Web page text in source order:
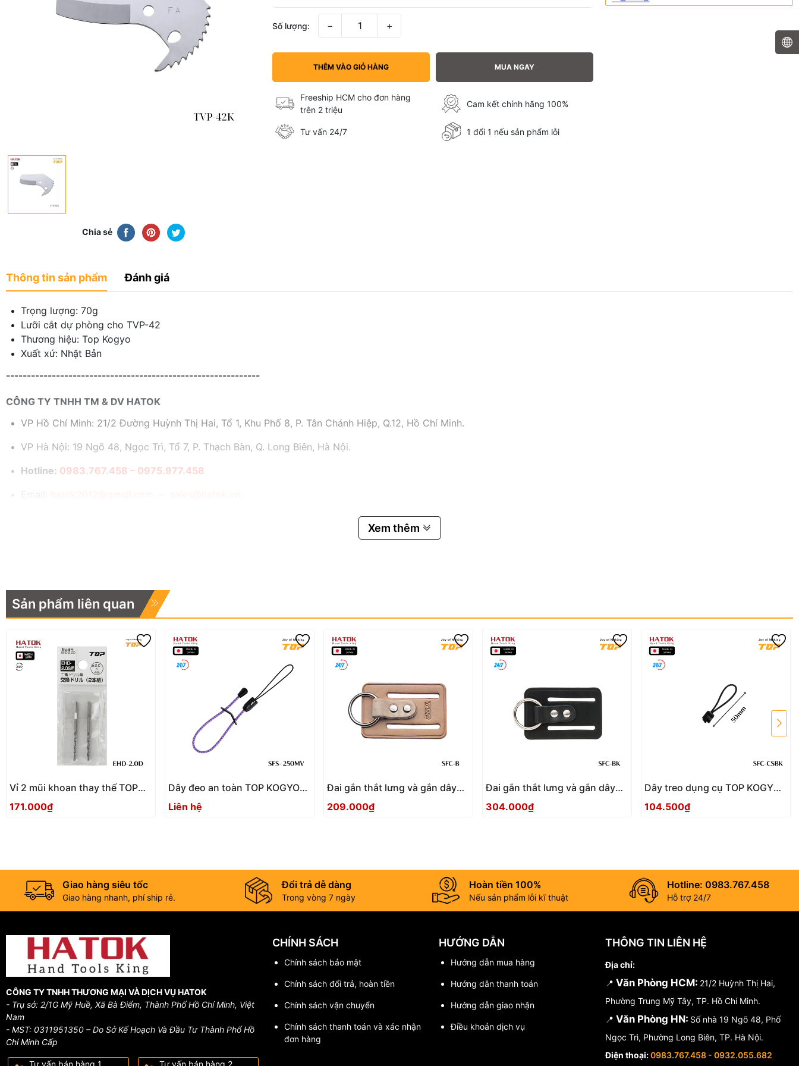
Chia sẻ
Số lượng: − +
THÊM VÀO GIỎ HÀNG MUA NGAY
Freeship HCM cho đơn hàng
trên 2 triệu
Cam kết chính hãng 100%
Tư vấn 24/7 1 đổi 1 nếu sản phẩm lỗi
Thông tin sản phẩm Đánh giá
Trọng lượng: 70g
Lưỡi cắt dự phòng cho TVP-42
Thương hiệu: Top Kogyo
Xuất xứ: Nhật Bản
-------------------------------------------------------------
CÔNG TY TNHH TM & DV HATOK
VP Hồ Chí Minh: 21/2 Đường Huỳnh Thị Hai, Tổ 1, Khu Phố 8, P. Tân Chánh Hiệp, Q.12, Hồ Chí Minh.
VP Hà Nội: 19 Ngõ 48, Ngọc Trì, Tổ 7, P. Thạch Bàn, Q. Long Biên, Hà Nội.
Hotline: 0983.767.458 – 0975.977.458
Xem thêm
Sản phẩm liên quan
Vỉ 2 mũi khoan thay thế TOP
KOGYO EHD-2.0D Nhật Bản
171.000₫
Dây đeo an toàn TOP KOGYO
SFS - 250MV
Liên hệ
Đai gắn thắt lưng và gắn dây
an toàn màu be TOP KOGYO
SFC-B
209.000₫
Đai gắn thắt lưng và gắn dây
an toàn màu đen TOP KOGYO
SFC-BK
304.000₫
Dây treo dụng cụ TOP KOGYO
SFC-CSBK
104.500₫
Giao hàng siêu tốc
Giao hàng nhanh, phí ship rẻ.
Đổi trả dễ dàng
Trong vòng 7 ngày
Hoàn tiền 100%
Nếu sản phẩm lỗi kĩ thuật
Hotline: 0983.767.458
Hỗ trợ 24/7
CÔNG TY TNHH THƯƠNG MẠI VÀ DỊCH VỤ HATOK
- Trụ sở: 2/1G Mỹ Huề, Xã Bà Điểm, Thành Phố Hồ Chí Minh, Việt
Nam
- MST: 0311951350 – Do Sở Kế Hoạch Và Đầu Tư Thành Phố Hồ
Chí Minh Cấp
Tư vấn bán hàng 1 Tư vấn bán hàng 2
CHÍNH SÁCH
Chính sách bảo mật
Chính sách đổi trả, hoàn tiền
Chính sách vận chuyển
Chính sách thanh toán và xác nhận
đơn hàng
HƯỚNG DẪN
Hướng dẫn mua hàng
Hướng dẫn thanh toán
Hướng dẫn giao nhận
Điều khoản dịch vụ
THÔNG TIN LIÊN HỆ
Địa chỉ:
📍 Văn Phòng HCM: 21/2 Huỳnh Thị Hai,
Phường Trung Mỹ Tây, TP. Hồ Chí Minh.
📍 Văn Phòng HN: Số nhà 19 Ngõ 48, Phố
Ngọc Trì, Phường Long Biên, TP. Hà Nội.
Điện thoại:0983.767.458 - 0932.055.682